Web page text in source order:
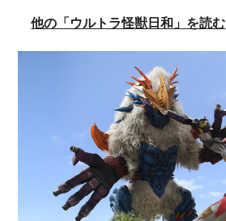
他の「ウルトラ怪獣日和」を読む